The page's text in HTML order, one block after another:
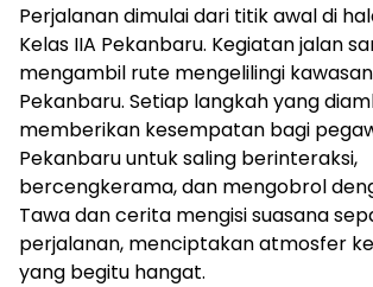
Perjalanan dimulai dari titik awal di
Kelas IIA Pekanbaru. Kegiatan jalan
mengambil rute mengelilingi
Pekanbaru. Setiap langkah yang
memberikan kesempatan bagi
Pekanbaru untuk saling berinteraksi,
bercengkerama, dan mengobrol
Tawa dan cerita mengisi suasana
perjalanan, menciptakan atmosfer
yang begitu hangat.